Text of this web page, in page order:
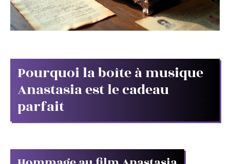
Pourquoi la boîte à musique
Anastasia est le cadeau
parfait